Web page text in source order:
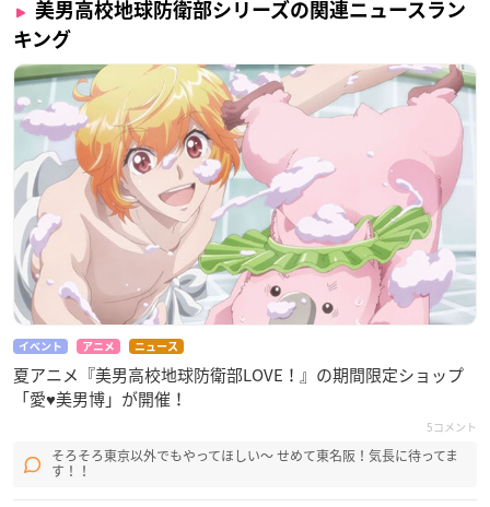
美男高校地球防衛部シリーズの関連ニュースラン
キング
イベント アニメ ニュース
夏アニメ『美男高校地球防衛部LOVE！』の期間限定ショップ
「愛♥美男博」が開催！
5コメント
そろそろ東京以外でもやってほしい〜 せめて東名阪！気長に待ってま
す！！